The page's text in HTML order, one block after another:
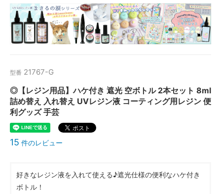
型番 21767-G
◎【レジン用品】ハケ付き 遮光 空ボトル 2本セット 8ml
詰め替え 入れ替え UVレジン液 コーティング用レジン 便
利グッズ 手芸
15 件のレビュー
好きなレジン液を入れて使える♪遮光仕様の便利なハケ付き
ボトル！